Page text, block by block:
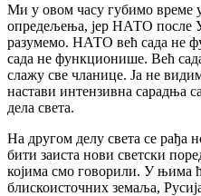
Ми у овом часу губимо време
опредељења, јер НАТО после
разумемо. НАТО већ сада не
сада не функционише. Већ
слажу све чланице. Ја не
настави интензивна сарадња
дела света.
На другом делу света се рађа
бити заиста нови светски
којима смо говорили. У њима
блискоисточних земаља,